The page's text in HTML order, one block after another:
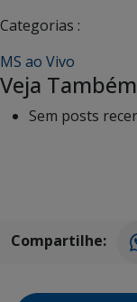
Categorias :
MS ao Vivo
Veja Também
Sem posts
Compartilhe: